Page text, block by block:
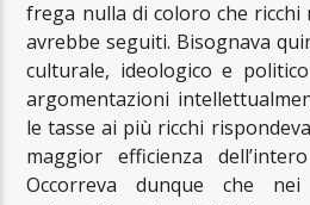
frega nulla di coloro che ricchi
avrebbe seguiti. Bisognava
culturale, ideologico e
argomentazioni
le tasse ai più ricchi
maggior efficienza
Occorreva dunque che nei